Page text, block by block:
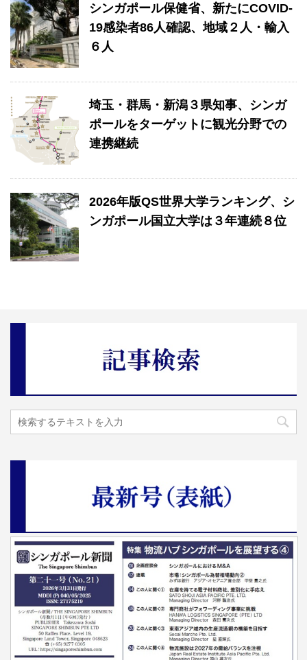
シンガポール保健省、新たにCOVID-
19感染者86人確認、地域２人・輸入
６人
埼玉・群馬・新潟３県知事、シンガ
ポールをターゲットに観光分野での
連携継続
2026年版QS世界大学ランキング、シ
ンガポール国立大学は３年連続８位